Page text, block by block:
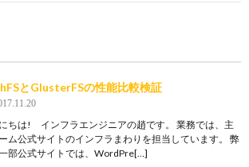
とGlusterFSの性能比較検証
ちは! インフラエンジニアの趙です。 業務では、主
ム公式サイトのインフラまわりを担当しています。 弊
部公式サイトでは、WordPre[…]